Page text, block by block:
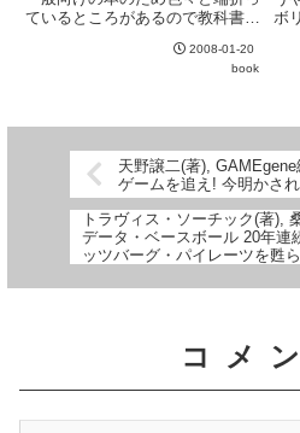
ているところがあるので教科書的
行われている社会調査のいい加減
さを知るには良い本。所々に挿入
2008-01-20
book
ボ
る
天野譲二(著),
ゲームを追え! 今明かさ
トラヴィス・ソーチック(著),
データ・ベースボール 20年連
ッツバーグ・パイレーツを甦
コメ